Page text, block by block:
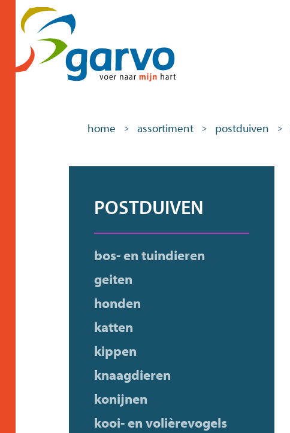
home > assortiment > postduiven >
POSTDUIVEN
bos- en tuindieren
geiten
honden
katten
kippen
knaagdieren
konijnen
kooi- en volièrevogels